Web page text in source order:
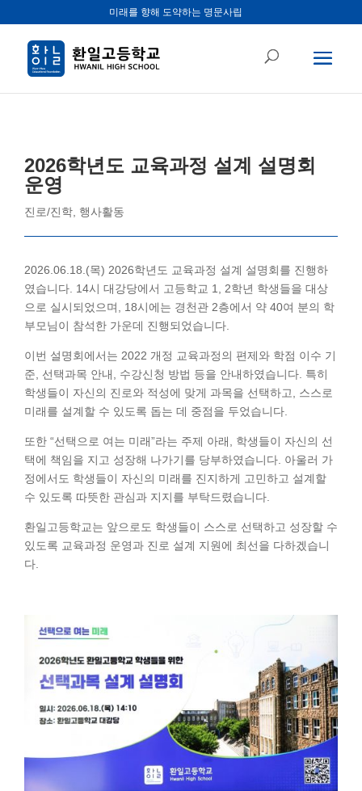
미래를 향해 도약하는 명문사립
2026학년도 교육과정 설계 설명회
운영
진로/진학 행사활동
2026.06.18.(목) 2026학년도 교육과정 설계 설명회를 진행하
였습니다. 14시 대강당에서 고등학교 1, 2학년 학생들을 대상
으로 실시되었으며, 18시에는 경천관 2층에서 약 40여 분의 학
부모님이 참석한 가운데 진행되었습니다.
이번 설명회에서는 2022 개정 교육과정의 편제와 학점 이수 기
준, 선택과목 안내, 수강신청 방법 등을 안내하였습니다. 특히
학생들이 자신의 진로와 적성에 맞게 과목을 선택하고, 스스로
미래를 설계할 수 있도록 돕는 데 중점을 두었습니다.
또한 “선택으로 여는 미래”라는 주제 아래, 학생들이 자신의 선
택에 책임을 지고 성장해 나가기를 당부하였습니다. 아울러 가
정에서도 학생들이 자신의 미래를 진지하게 고민하고 설계할
수 있도록 따뜻한 관심과 지지를 부탁드렸습니다.
환일고등학교는 앞으로도 학생들이 스스로 선택하고 성장할 수
있도록 교육과정 운영과 진로 설계 지원에 최선을 다하겠습니
다.